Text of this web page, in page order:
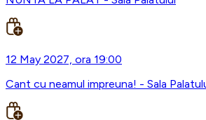
12 May 2027, ora 19:00
Cant cu neamul impreuna! - Sala